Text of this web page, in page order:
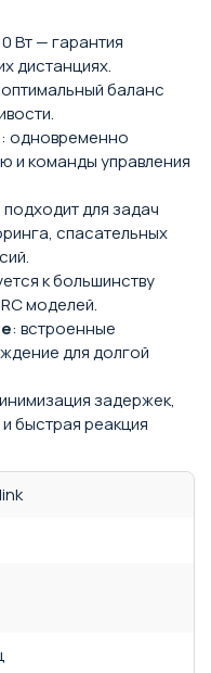
Вт — гарантия
дистанциях.
баланс
: одновременно
и команды управления
для задач
спасательных
к большинству
моделей.
: встроенные
для долгой
задержек,
быстрая реакция